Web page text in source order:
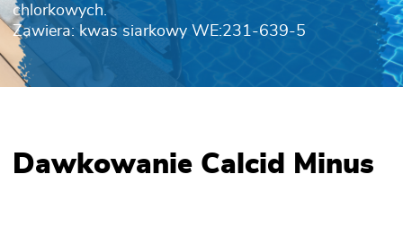
chlorkowych.
Zawiera: kwas siarkowy WE:231-639-5
Dawkowanie Calcid Minus